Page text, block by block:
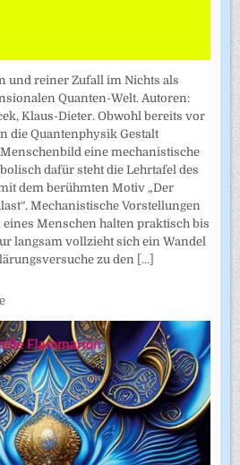
und reiner Zufall im Nichts als
Quanten-Welt. Autoren:
Klaus-Dieter. Obwohl bereits vor
die Quantenphysik Gestalt
eine mechanistische
dafür steht die Lehrtafel des
dem berühmten Motiv „Der
Mechanistische Vorstellungen
Menschen halten praktisch bis
langsam vollzieht sich ein Wandel
zu den [...]